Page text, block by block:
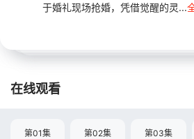
于婚礼现场抢婚，凭借觉醒的灵...
在线观看
第01集 第02集 第03集